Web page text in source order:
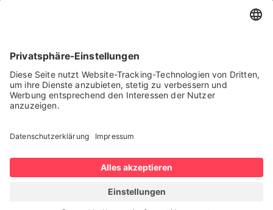
Herstellerunabhängige
Flottensteuerung mobiler
Roboter